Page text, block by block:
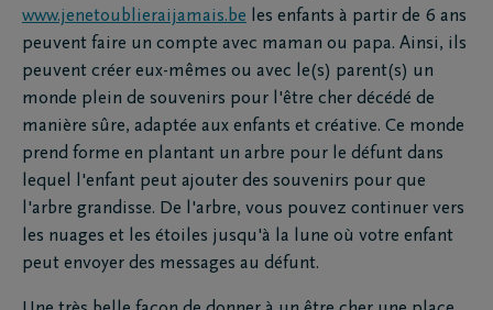
www.jenetoublieraijamais.be les enfants à partir de 6 ans
peuvent faire un compte avec maman ou papa. Ainsi, ils
peuvent créer eux-mêmes ou avec le(s) parent(s) un
monde plein de souvenirs pour l'être cher décédé de
manière sûre, adaptée aux enfants et créative. Ce monde
prend forme en plantant un arbre pour le défunt dans
lequel l'enfant peut ajouter des souvenirs pour que
l'arbre grandisse. De l'arbre, vous pouvez continuer vers
les nuages et les étoiles jusqu'à la lune où votre enfant
peut envoyer des messages au défunt.